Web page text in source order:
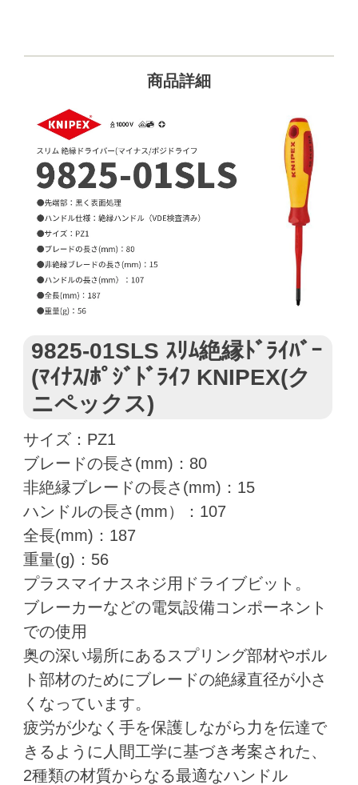
商品詳細
9825-01SLS ｽﾘﾑ絶縁ﾄﾞﾗｲﾊﾞｰ
(ﾏｲﾅｽ/ﾎﾟｼﾞﾄﾞﾗｲﾌ KNIPEX(ク
ニペックス)
サイズ：PZ1
ブレードの長さ(mm)：80
非絶縁ブレードの長さ(mm)：15
ハンドルの長さ(mm）：107
全長(mm)：187
重量(g)：56
プラスマイナスネジ用ドライブビット。
ブレーカーなどの電気設備コンポーネント
での使用
奥の深い場所にあるスプリング部材やボル
ト部材のためにブレードの絶縁直径が小さ
くなっています。
疲労が少なく手を保護しながら力を伝達で
きるように人間工学に基づき考案された、
2種類の材質からなる最適なハンドル